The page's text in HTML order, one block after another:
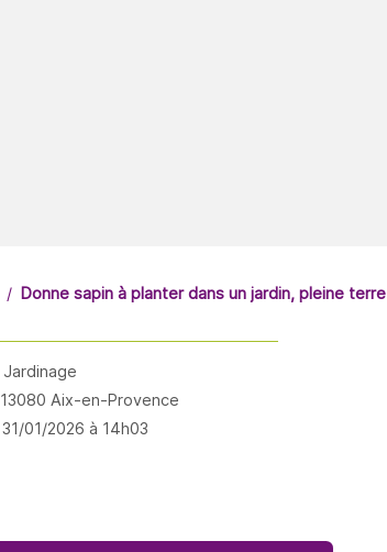
Donne sapin à planter dans un jardin, pleine terre
Jardinage
13080 Aix-en-Provence
31/01/2026 à 14h03